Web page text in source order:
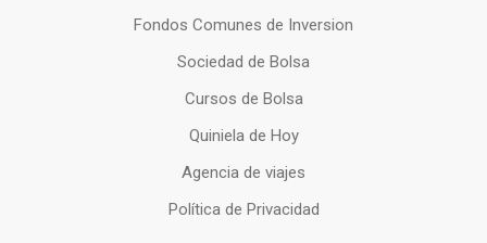
Fondos Comunes de Inversion
Sociedad de Bolsa
Cursos de Bolsa
Quiniela de Hoy
Agencia de viajes
Política de Privacidad